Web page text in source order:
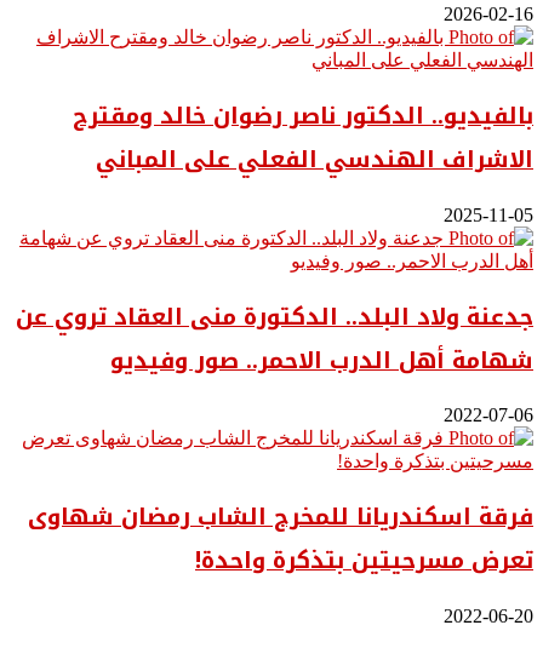
2026-02-16
بالفيديو.. ‎الدكتور ناصر رضوان خالد ومقترح
الاشراف الهندسي الفعلي على المباني
2025-11-05
جدعنة ولاد البلد.. الدكتورة منى العقاد تروي عن
شهامة أهل الدرب الاحمر.. صور وفيديو
2022-07-06
فرقة اسكندريانا للمخرج الشاب رمضان شهاوى
تعرض مسرحيتين بتذكرة واحدة!
2022-06-20